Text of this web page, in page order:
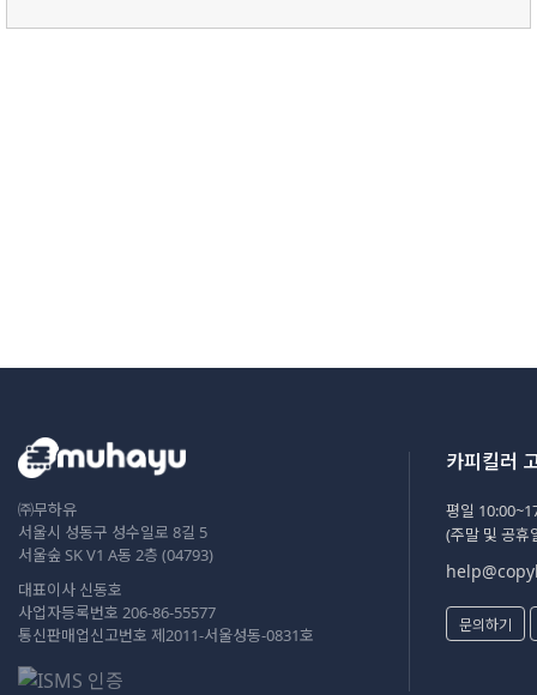
㈜무하유
서울시 성동구 성수일로 8길 5
서울숲 SK V1 A동 2층 (04793)
대표이사 신동호
사업자등록번호 206-86-55577
통신판매업신고번호 제2011-서울성동-0831호
카피킬러
평일
(주말 및 공휴
문의하기